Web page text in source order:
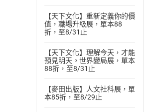
【天下文化】重新定義你的價
值，職場升級展，單本88
折，至8/31止
【天下文化】理解今天，才能
預見明天。世界變局展，單本
88折，至8/31止
【麥田出版】人文社科展，單
本85折，至8/29止